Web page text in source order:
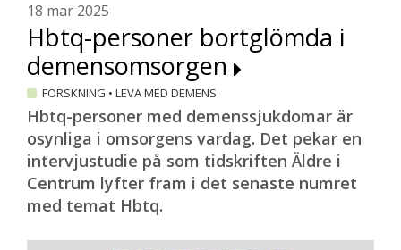
18 mar 2025
Hbtq-personer bortglömda i
demensomsorgen
FORSKNING • LEVA MED DEMENS
Hbtq-personer med demenssjukdomar är
osynliga i omsorgens vardag. Det pekar en
intervjustudie på som tidskriften Äldre i
Centrum lyfter fram i det senaste numret
med temat Hbtq.